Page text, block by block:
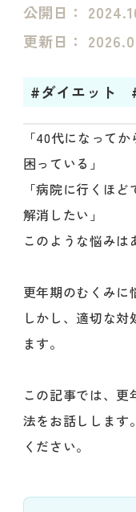
公開日：
更新日：
#ダイエット
「40代になって
困っている」
「病院に行くほ
解消したい」
このような悩みは
更年期のむくみに
しかし、適切な
ます。
この記事では、
法をお話しします
ください。